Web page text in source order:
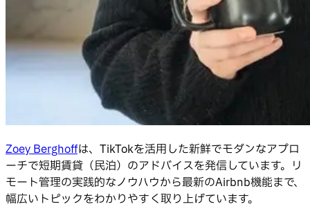
Zoey Berghoffは、TikTokを活用した新鮮でモダンなアプロ
ーチで短期賃貸（民泊）のアドバイスを発信しています。リ
モート管理の実践的なノウハウから最新のAirbnb機能まで、
幅広いトピックをわかりやすく取り上げています。